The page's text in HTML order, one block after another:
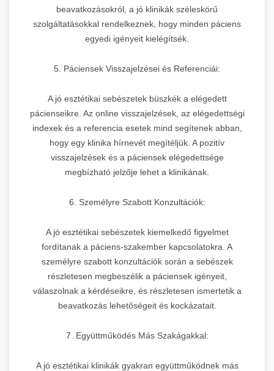
beavatkozásokról, a jó klinikák széleskörű
szolgáltatásokkal rendelkeznek, hogy minden páciens
egyedi igényeit kielégítsék.
5. Páciensek Visszajelzései és Referenciái:
A jó esztétikai sebészetek büszkék a elégedett
pácienseikre. Az online visszajelzések, az elégedettségi
indexek és a referencia esetek mind segítenek abban,
hogy egy klinika hírnevét megítéljük. A pozitív
visszajelzések és a páciensek elégedettsége
megbízható jelzője lehet a klinikának.
6. Személyre Szabott Konzultációk:
A jó esztétikai sebészetek kiemelkedő figyelmet
fordítanak a páciens-szakember kapcsolatokra. A
személyre szabott konzultációk során a sebészek
részletesen megbeszélik a páciensek igényeit,
válaszolnak a kérdéseikre, és részletesen ismertetik a
beavatkozás lehetőségeit és kockázatait.
7. Együttműködés Más Szakágakkal:
A jó esztétikai klinikák gyakran együttműködnek más